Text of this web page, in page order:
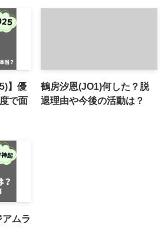
】優
で面
鶴房汐恩(JO1)何した？脱
退理由や今後の活動は？
ムラ